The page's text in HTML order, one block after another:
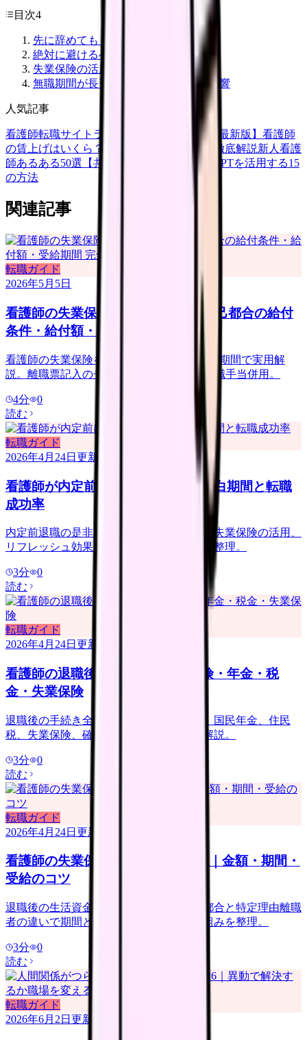
目次4
先に辞めても OK なパターン
絶対に避けるべきパターン
失業保険の活用
無職期間が長引いた場合のキャリア影響
人気記事
看護師転職サイトランキングTOP5【2026年最新版】 看護師
の賃上げはいくら？2026年度の最新情報を徹底解説新人看護
師あるある50選【共感必至】
看護師がChatGPTを活用する15
の方法
関連記事
転職ガイド
2026年5月5日
看護師の失業保険【2026年版】｜自己都合の給付
条件・給付額・受給期間 完全ガイド
看護師の失業保険を給付条件 / 給付額 / 給付期間で実用解
説。離職票記入のチェックポイント + 再就職手当併用。
4分
0
読む
転職ガイド
2026年4月24日 更新
看護師が内定前に退職する判断｜空白期間と転職
成功率
内定前退職の是非。空白期間の許容範囲、失業保険の活用、
リフレッシュ効果と転職成功率をデータで整理。
3分
0
読む
転職ガイド
2026年4月24日 更新
看護師の退職後の手続き｜健康保険・年金・税
金・失業保険
退職後の手続き全網羅。健康保険の 3 択、国民年金、住民
税、失業保険、確定申告まで期限付きで解説。
3分
0
読む
転職ガイド
2026年4月24日 更新
看護師の失業保険(雇用保険)ガイド｜金額・期間・
受給のコツ
退職後の生活資金となる失業保険。自己都合と特定理由離職
者の違いで期間と金額が大きく変わる仕組みを整理。
3分
0
読む
転職ガイド
2026年6月2日 更新